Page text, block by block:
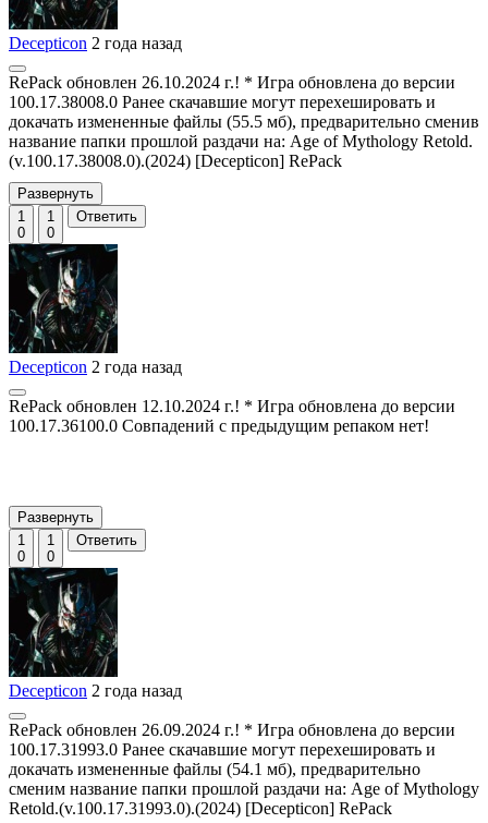
Decepticon 2 года назад
RePack обновлен 26.10.2024 г.! * Игра обновлена до версии
100.17.38008.0 Ранее скачавшие могут перехешировать и
докачать измененные файлы (55.5 мб), предварительно сменив
название папки прошлой раздачи на: Age of Mythology Retold.
(v.100.17.38008.0).(2024) [Decepticon] RePack
Развернуть
1
0
1
0
Ответить
Decepticon 2 года назад
RePack обновлен 12.10.2024 г.! * Игра обновлена до версии
100.17.36100.0 Совпадений с предыдущим репаком нет!
Развернуть
1
0
1
0
Ответить
Decepticon 2 года назад
RePack обновлен 26.09.2024 г.! * Игра обновлена до версии
100.17.31993.0 Ранее скачавшие могут перехешировать и
докачать измененные файлы (54.1 мб), предварительно
сменим название папки прошлой раздачи на: Age of Mythology
Retold.(v.100.17.31993.0).(2024) [Decepticon] RePack